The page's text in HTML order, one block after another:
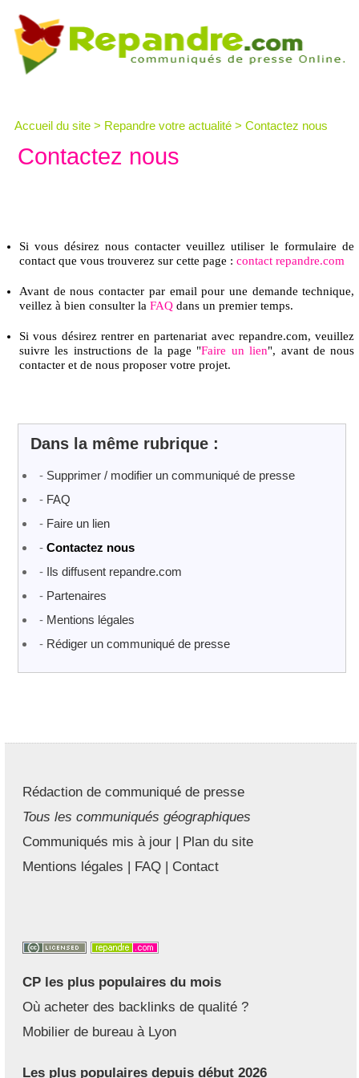
Accueil du site > Repandre votre actualité > Contactez nous
Contactez nous
Si vous désirez nous contacter veuillez utiliser le formulaire de
contact que vous trouverez sur cette page :contact repandre.com
Avant de nous contacter par email pour une demande technique,
veillez à bien consulter laFAQ dans un premier temps.
Si vous désirez rentrer en partenariat avec repandre.com, veuillez
suivre les instructions de la page "Faire un lien", avant de nous
contacter et de nous proposer votre projet.
Dans la même rubrique :
- Supprimer / modifier un communiqué de presse
- FAQ
- Faire un lien
-Contactez nous
- Ils diffusent repandre.com
- Partenaires
- Mentions légales
- Rédiger un communiqué de presse
Rédaction de communiqué de presse
Tous les communiqués géographiques
Communiqués mis à jour | Plan du site
Mentions légales | FAQ | Contact
CP les plus populaires du mois
Où acheter des backlinks de qualité ?
Mobilier de bureau à Lyon
Les plus populaires depuis début 2026